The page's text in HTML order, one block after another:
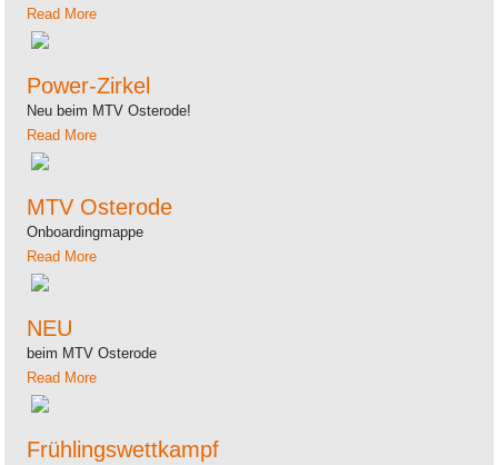
Read More
Power-Zirkel
Neu beim MTV Osterode!
Read More
MTV Osterode
Onboardingmappe
Read More
NEU
beim MTV Osterode
Read More
Frühlingswettkampf